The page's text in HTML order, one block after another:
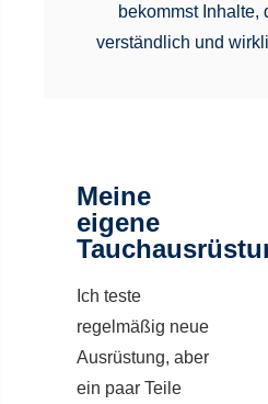
bekommst Inhalte,
verständlich und
Meine
eigene
Ich teste
regelmäßig neue
Ausrüstung, aber
ein paar Teile